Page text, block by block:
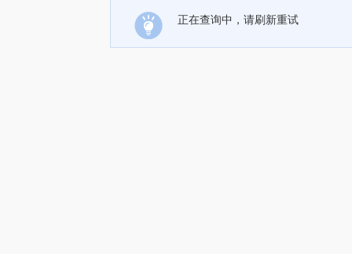
正在查询中，请刷新重试